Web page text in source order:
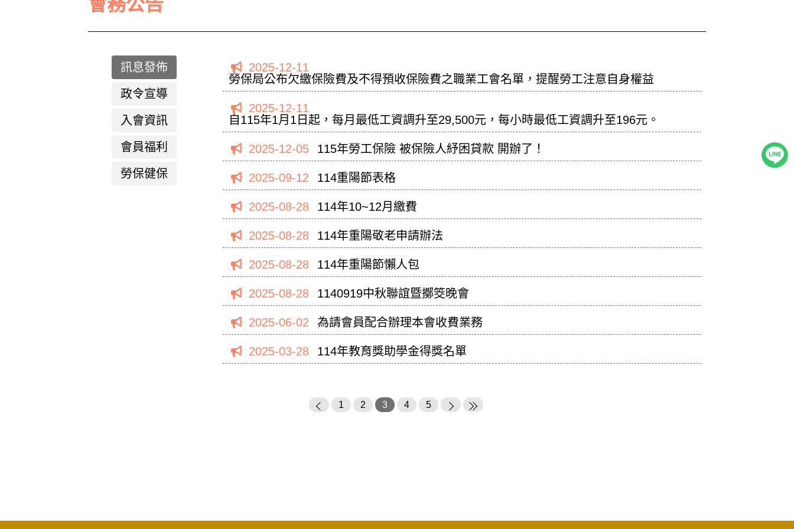
會務公告
訊息發佈
政令宣導
入會資訊
會員福利
勞保健保
2025-12-11
勞保局公布欠繳保險費及不得預收保險費之職業工會名單，提醒勞工注意自身權益
2025-12-11
自115年1月1日起，每月最低工資調升至29,500元，每小時最低工資調升至196元。
2025-12-05 115年勞工保險 被保險人紓困貸款 開辦了！
2025-09-12 114重陽節表格
2025-08-28 114年10~12月繳費
2025-08-28 114年重陽敬老申請辦法
2025-08-28 114年重陽節懶人包
2025-08-28 1140919中秋聯誼暨擲筊晚會
2025-06-02 為請會員配合辦理本會收費業務
2025-03-28 114年教育獎助學金得獎名單
1 2 3 4 5